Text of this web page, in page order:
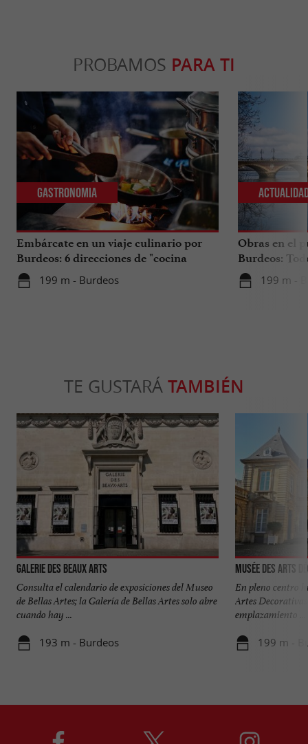
PROBAMOS PARA TI
Embárcate en un viaje culinario por
Burdeos: 6 direcciones de "cocina
internacional"
199 m - Burdeos
Gastronomia
Obras en el
Burdeos:
tus viajes en
199 m -
TE GUSTARÁ TAMBIÉN
Galerie des Beaux Arts
Consulta el calendario de exposiciones del Museo
de Bellas Artes; la Galería de Bellas Artes solo abre
cuando hay ...
193 m - Burdeos
Musée des Arts
En pleno centro
Artes
emplazamiento ...
199 m -